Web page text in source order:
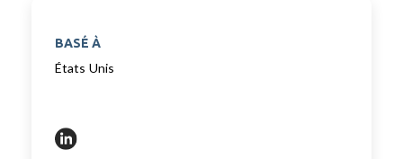
BASÉ À
États Unis
https://www.linkedin.com/in/jason-pate-50735310/